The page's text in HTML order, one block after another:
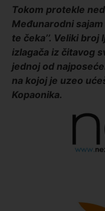
Tokom protekle
Međunarodni sajam
te čeka’’. Veliki
izlagača iz čitavog
jednoj od
na kojoj je uzeo
Kopaonika.